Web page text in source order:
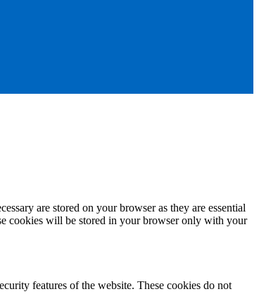
are stored on your browser as they are essential
cookies will be stored in your browser only with your
features of the website. These cookies do not